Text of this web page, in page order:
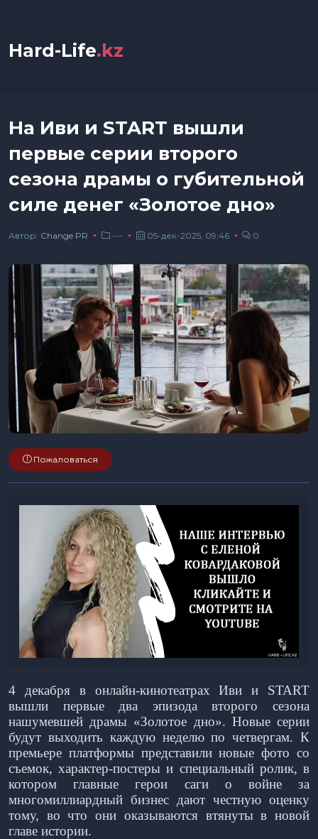
Hard-Life.kz
На Иви и START вышли
первые серии второго
сезона драмы о губительной
силе денег «Золотое дно»
Автор: Сhange PR --- 05-дек-2025, 09:46 0
Пожаловаться
4 декабря в онлайн-кинотеатрах Иви и START
вышли первые два эпизода второго сезона
нашумевшей драмы «Золотое дно». Новые серии
будут выходить каждую неделю по четвергам. К
премьере платформы представили новые фото со
съемок, характер-постеры и специальный ролик, в
котором главные герои саги о войне за
многомиллиардный бизнес дают честную оценку
тому, во что они оказываются втянуты в новой
главе истории.